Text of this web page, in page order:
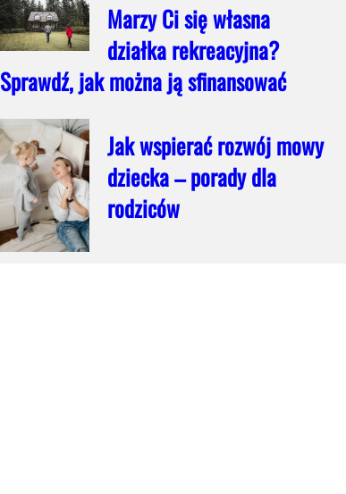
Marzy Ci się własna
działka rekreacyjna?
Sprawdź, jak można ją sfinansować
Jak wspierać rozwój mowy
dziecka – porady dla
rodziców